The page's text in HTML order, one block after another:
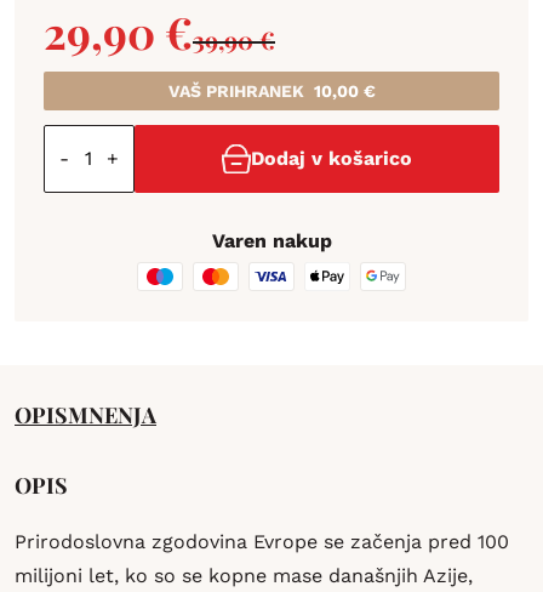
39,90€
29,90 €
VAŠ PRIHRANEK 10,00 €
- + Dodaj v košarico
Varen nakup
OPISMNENJA
OPIS
Prirodoslovna zgodovina Evrope se začenja pred 100
milijoni let, ko so se kopne mase današnjih Azije,